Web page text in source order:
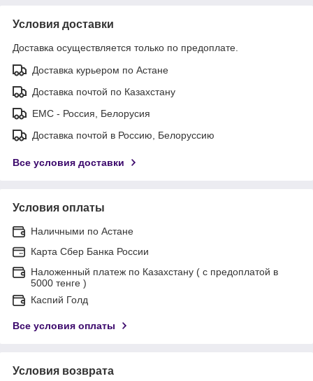
Условия доставки
Доставка осуществляется только по предоплате.
Доставка курьером по Астане
Доставка почтой по Казахстану
ЕМС - Россия, Белорусия
Доставка почтой в Россию, Белоруссию
Все условия доставки
Условия оплаты
Наличными по Астане
Карта Сбер Банка России
Наложенный платеж по Казахстану ( с предоплатой в
5000 тенге )
Каспий Голд
Все условия оплаты
Условия возврата